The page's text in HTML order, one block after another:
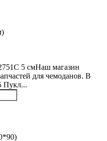
5 смНаш магазин
для чемоданов. В
Пукл...